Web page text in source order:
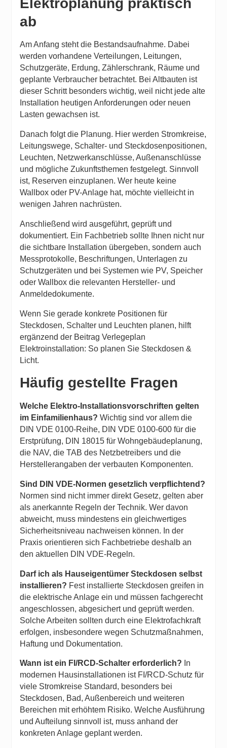
Elektroplanung praktisch
ab
Am Anfang steht die Bestandsaufnahme. Dabei
werden vorhandene Verteilungen, Leitungen,
Schutzgeräte, Erdung, Zählerschrank, Räume und
geplante Verbraucher betrachtet. Bei Altbauten ist
dieser Schritt besonders wichtig, weil nicht jede alte
Installation heutigen Anforderungen oder neuen
Lasten gewachsen ist.
Danach folgt die Planung. Hier werden Stromkreise,
Leitungswege, Schalter- und Steckdosenpositionen,
Leuchten, Netzwerkanschlüsse, Außenanschlüsse
und mögliche Zukunftsthemen festgelegt. Sinnvoll
ist, Reserven einzuplanen. Wer heute keine
Wallbox oder PV-Anlage hat, möchte vielleicht in
wenigen Jahren nachrüsten.
Anschließend wird ausgeführt, geprüft und
dokumentiert. Ein Fachbetrieb sollte Ihnen nicht nur
die sichtbare Installation übergeben, sondern auch
Messprotokolle, Beschriftungen, Unterlagen zu
Schutzgeräten und bei Systemen wie PV, Speicher
oder Wallbox die relevanten Hersteller- und
Anmeldedokumente.
Wenn Sie gerade konkrete Positionen für
Steckdosen, Schalter und Leuchten planen, hilft
ergänzend der BeitragVerlegeplan
Elektroinstallation: So planen Sie Steckdosen &
Licht.
Häufig gestellte Fragen
Welche Elektro-Installationsvorschriften gelten
im Einfamilienhaus? Wichtig sind vor allem die
DIN VDE 0100-Reihe, DIN VDE 0100-600 für die
Erstprüfung, DIN 18015 für Wohngebäudeplanung,
die NAV, die TAB des Netzbetreibers und die
Herstellerangaben der verbauten Komponenten.
Sind DIN VDE-Normen gesetzlich verpflichtend?
Normen sind nicht immer direkt Gesetz, gelten aber
als anerkannte Regeln der Technik. Wer davon
abweicht, muss mindestens ein gleichwertiges
Sicherheitsniveau nachweisen können. In der
Praxis orientieren sich Fachbetriebe deshalb an
den aktuellen DIN VDE-Regeln.
Darf ich als Hauseigentümer Steckdosen selbst
installieren? Fest installierte Steckdosen greifen in
die elektrische Anlage ein und müssen fachgerecht
angeschlossen, abgesichert und geprüft werden.
Solche Arbeiten sollten durch eine Elektrofachkraft
erfolgen, insbesondere wegen Schutzmaßnahmen,
Haftung und Dokumentation.
Wann ist ein FI/RCD-Schalter erforderlich? In
modernen Hausinstallationen ist FI/RCD-Schutz für
viele Stromkreise Standard, besonders bei
Steckdosen, Bad, Außenbereich und weiteren
Bereichen mit erhöhtem Risiko. Welche Ausführung
und Aufteilung sinnvoll ist, muss anhand der
konkreten Anlage geplant werden.